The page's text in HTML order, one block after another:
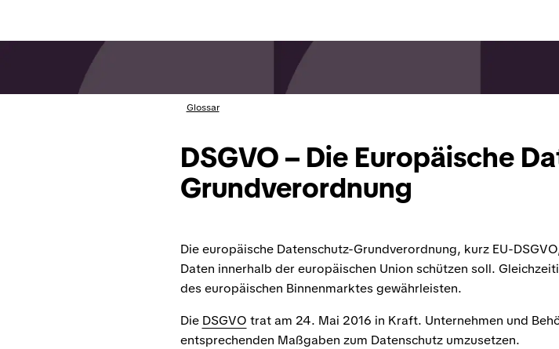
Glossar
DSGVO – Die Europäische
Grundverordnung
Die europäische Datenschutz-Grundverordnung, kurz EU-
Daten innerhalb der europäischen Union schützen soll.
des europäischen Binnenmarktes gewährleisten.
Die DSGVO trat am 24. Mai 2016 in Kraft. Unternehmen und
entsprechenden Maßgaben zum Datenschutz umzusetzen.